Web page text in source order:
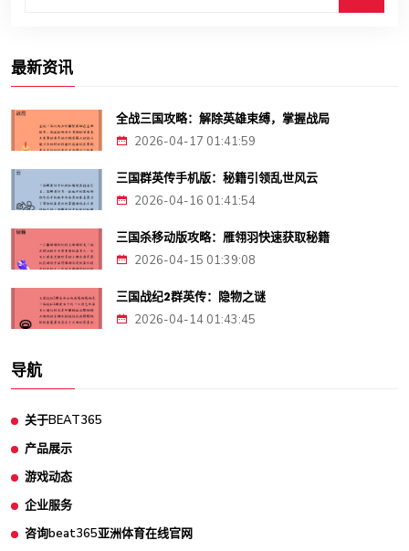
最新资讯
全战三国攻略：解除英雄束缚，掌握战局
2026-04-17 01:41:59
三国群英传手机版：秘籍引领乱世风云
2026-04-16 01:41:54
三国杀移动版攻略：雁翎羽快速获取秘籍
2026-04-15 01:39:08
三国战纪2群英传：隐物之谜
2026-04-14 01:43:45
导航
关于BEAT365
产品展示
游戏动态
企业服务
咨询beat365亚洲体育在线官网